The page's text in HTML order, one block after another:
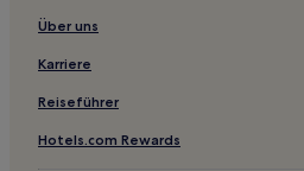
Über uns
Karriere
Reiseführer
Hotels.com Rewards